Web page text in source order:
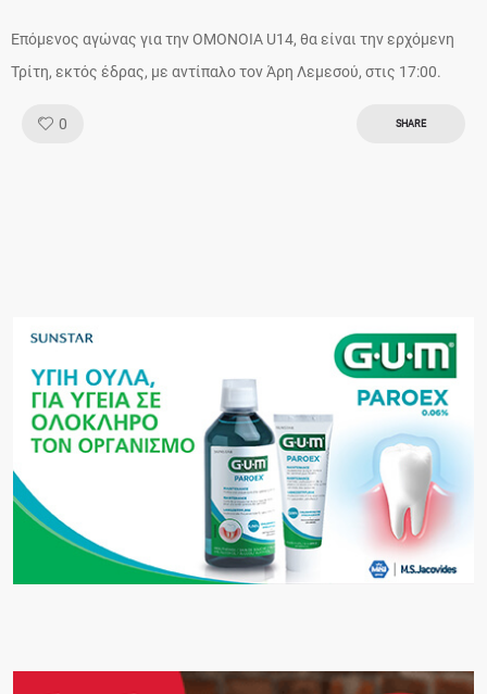
Επόμενος αγώνας για την ΟΜΟΝΟΙΑ U14, θα είναι την ερχόμενη
Τρίτη, εκτός έδρας, με αντίπαλο τον Άρη Λεμεσού, στις 17:00.
0 SHARE